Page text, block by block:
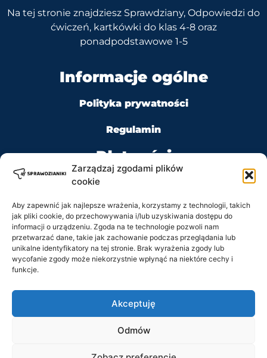
Zarządzaj zgodami plików
cookie
Aby zapewnić jak najlepsze wrażenia, korzystamy z technologii, takich
jak pliki cookie, do przechowywania i/lub uzyskiwania dostępu do
informacji o urządzeniu. Zgoda na te technologie pozwoli nam
przetwarzać dane, takie jak zachowanie podczas przeglądania lub
unikalne identyfikatory na tej stronie. Brak wyrażenia zgody lub
wycofanie zgody może niekorzystnie wpłynąć na niektóre cechy i
funkcje.
Akceptuję
Odmów
Na tej stronie znajdziesz Sprawdziany, Odpowiedzi do
ćwiczeń, kartkówki do klas 4-8 oraz
ponadpodstawowe 1-5
Informacje ogólne
Polityka prywatności
Regulamin
Płatności
Kontakt
Tel: +48 728 484 484
wszelkie prawa zastrzeżone.
Regulamin